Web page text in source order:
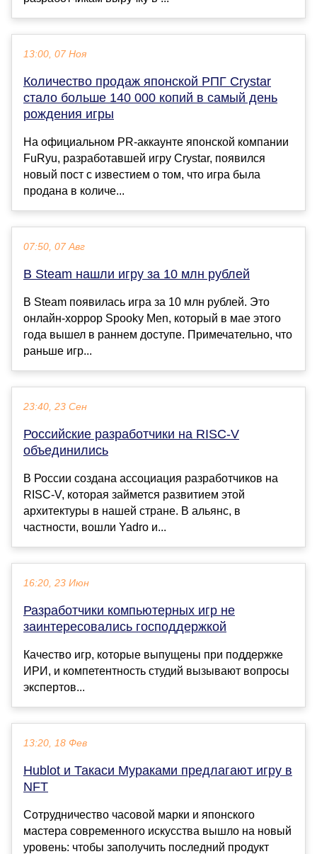
13:00, 07 Ноя
Количество продаж японской РПГ Crystar
стало больше 140 000 копий в самый день
рождения игры
На официальном PR-аккаунте японской компании
FuRyu, разработавшей игру Crystar, появился
новый пост с известием о том, что игра была
продана в количе...
07:50, 07 Авг
В Steam нашли игру за 10 млн рублей
В Steam появилась игра за 10 млн рублей. Это
онлайн-хоррор Spooky Men, который в мае этого
года вышел в раннем доступе. Примечательно, что
раньше игр...
23:40, 23 Сен
Российские разработчики на RISC-V
объединились
В России создана ассоциация разработчиков на
RISC-V, которая займется развитием этой
архитектуры в нашей стране. В альянс, в
частности, вошли Yadro и...
16:20, 23 Июн
Разработчики компьютерных игр не
заинтересовались господдержкой
Качество игр, которые выпущены при поддержке
ИРИ, и компетентность студий вызывают вопросы
экспертов...
13:20, 18 Фев
Hublot и Такаси Мураками предлагают игру в
NFT
Сотрудничество часовой марки и японского
мастера современного искусства вышло на новый
уровень: чтобы заполучить последний продукт